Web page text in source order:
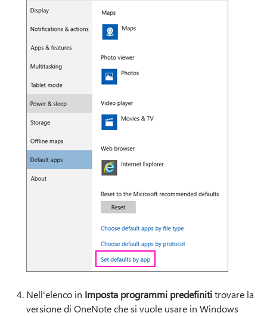
Nell'elenco in Imposta programmi predefinititrovare la
versione di OneNote che si vuole usare in Windows